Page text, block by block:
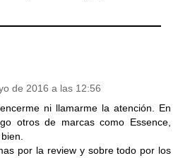
de 2016 a las 12:56
ni llamarme la atención. En
otros de marcas como Essence,
por la review y sobre todo por los